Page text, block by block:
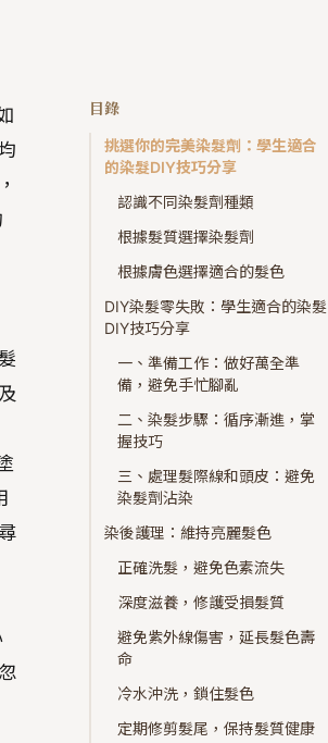
目錄
挑選你的完美染髮劑：學生適合
的染髮DIY技巧分享
認識不同染髮劑種類
根據髮質選擇染髮劑
根據膚色選擇適合的髮色
DIY染髮零失敗：學生適合的染髮
DIY技巧分享
一、準備工作：做好萬全準
備，避免手忙腳亂
二、染髮步驟：循序漸進，掌
握技巧
三、處理髮際線和頭皮：避免
染髮劑沾染
染後護理：維持亮麗髮色
正確洗髮，避免色素流失
深度滋養，修護受損髮質
避免紫外線傷害，延長髮色壽
命
冷水沖洗，鎖住髮色
定期修剪髮尾，保持髮質健康